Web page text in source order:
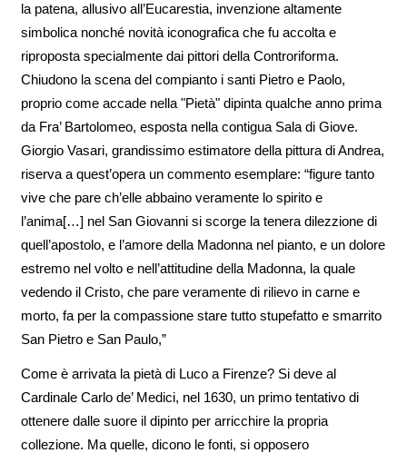
la patena, allusivo all’Eucarestia, invenzione altamente
simbolica nonché novità iconografica che fu accolta e
riproposta specialmente dai pittori della Controriforma.
Chiudono la scena del compianto i santi Pietro e Paolo,
proprio come accade nella "Pietà" dipinta qualche anno prima
da Fra’ Bartolomeo, esposta nella contigua Sala di Giove.
Giorgio Vasari, grandissimo estimatore della pittura di Andrea,
riserva a quest’opera un commento esemplare: “figure tanto
vive che pare ch’elle abbaino veramente lo spirito e
l’anima[…] nel San Giovanni si scorge la tenera dilezzione di
quell’apostolo, e l’amore della Madonna nel pianto, e un dolore
estremo nel volto e nell’attitudine della Madonna, la quale
vedendo il Cristo, che pare veramente di rilievo in carne e
morto, fa per la compassione stare tutto stupefatto e smarrito
San Pietro e San Paulo,”
Come è arrivata la pietà di Luco a Firenze? Si deve al
Cardinale Carlo de’ Medici, nel 1630, un primo tentativo di
ottenere dalle suore il dipinto per arricchire la propria
collezione. Ma quelle, dicono le fonti, si opposero